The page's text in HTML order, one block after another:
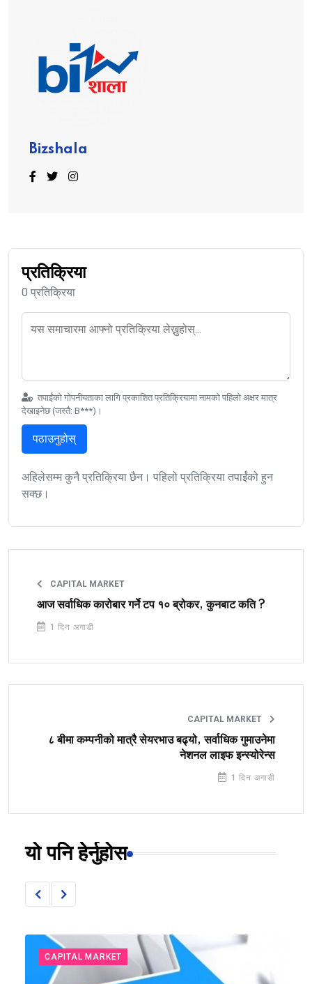
Bizshala
प्रतिक्रिया
0 प्रतिक्रिया
तपाईंको गोपनीयताका लागि प्रकाशित प्रतिक्रियामा नामको पहिलो अक्षर मात्र
देखाइनेछ (जस्तै: B***)।
पठाउनुहोस्
अहिलेसम्म कुनै प्रतिक्रिया छैन। पहिलो प्रतिक्रिया तपाईंको हुन
सक्छ।
CAPITAL MARKET
आज सर्वाधिक कारोबार गर्ने टप १० ब्रोकर, कुनबाट कति ?
1 दिन अगाडी
CAPITAL MARKET
८ बीमा कम्पनीको मात्रै सेयरभाउ बढ्यो, सर्वाधिक गुमाउनेमा
नेशनल लाइफ इन्स्योरेन्स
1 दिन अगाडी
यो पनि हेर्नुहोस
CAPITAL MARKET